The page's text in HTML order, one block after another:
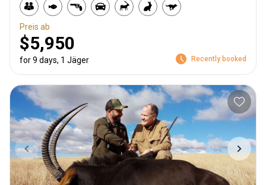
Preis ab
$5,950
for 9 days, 1 Jäger Recently booked